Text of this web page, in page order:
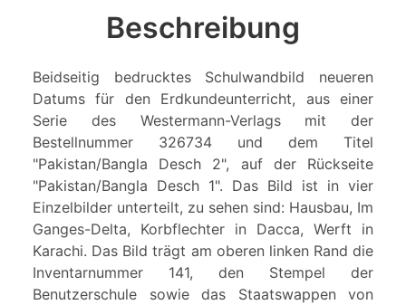
Beschreibung
Beidseitig bedrucktes Schulwandbild neueren
Datums für den Erdkundeunterricht, aus einer
Serie des Westermann-Verlags mit der
Bestellnummer 326734 und dem Titel
"Pakistan/Bangla Desch 2", auf der Rückseite
"Pakistan/Bangla Desch 1". Das Bild ist in vier
Einzelbilder unterteilt, zu sehen sind: Hausbau, Im
Ganges-Delta, Korbflechter in Dacca, Werft in
Karachi. Das Bild trägt am oberen linken Rand die
Inventarnummer 141, den Stempel der
Benutzerschule sowie das Staatswappen von